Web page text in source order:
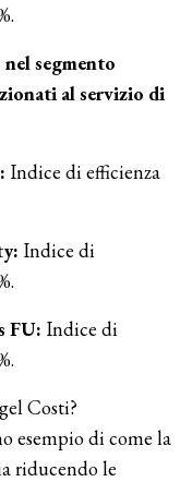
segmento
al servizio di
Indice di efficienza
Indice di
FU: Indice di
Costi?
esempio di come la
riducendo le